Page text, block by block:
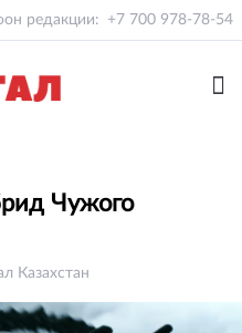
редакции: +7 700 978-78-54
Чужого
Казахстан